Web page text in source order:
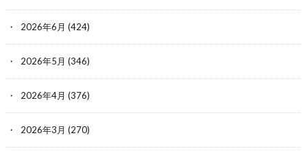
2026年6月 (424)
2026年5月 (346)
2026年4月 (376)
2026年3月 (270)